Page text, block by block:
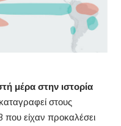
μέρα στην ιστορία
στους
είχαν προκαλέσει